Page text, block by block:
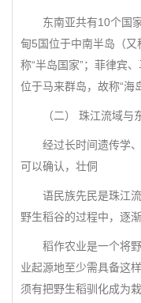
东南亚共有10个国家
甸5国位于中南半岛（
称“半岛国家”；菲律宾
位于马来群岛，故称“海
（二） 珠江流域与东
经过长时间遗传学、
可以确认，壮侗
语民族先民是珠江流
野生稻谷的过程中，逐
稻作农业是一个将野
业起源地至少需具备这
须有把野生稻驯化成为